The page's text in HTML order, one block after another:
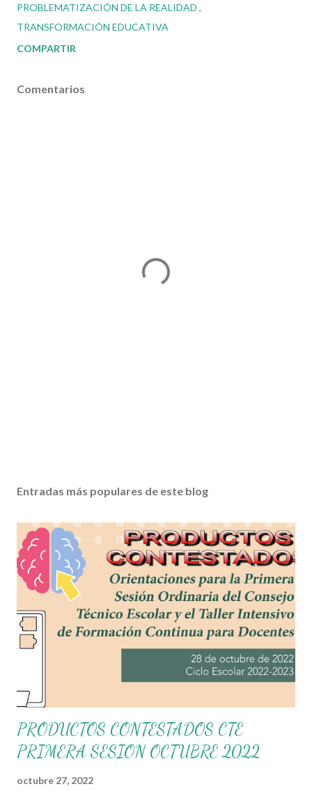
PROBLEMATIZACIÓN DE LA REALIDAD
TRANSFORMACIÓN EDUCATIVA
COMPARTIR
Comentarios
Entradas más populares de este blog
PRODUCTOS CONTESTADOS CTE
PRIMERA SESION OCTUBRE 2022
octubre 27, 2022